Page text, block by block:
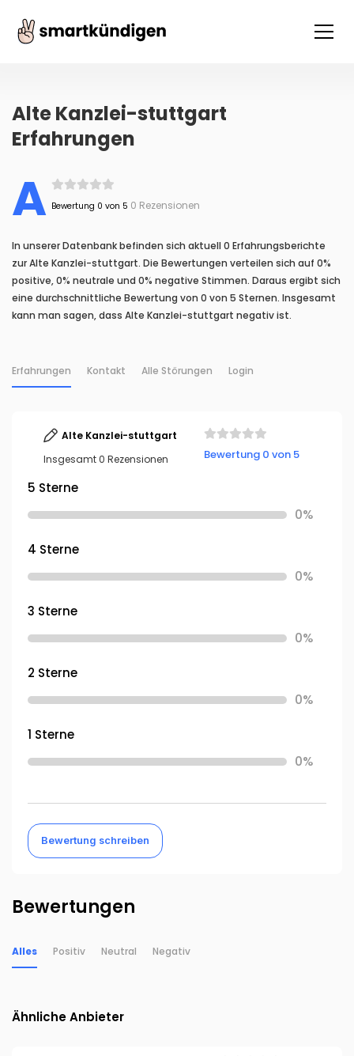
Alte Kanzlei-stuttgart
Erfahrungen
A Bewertung 0 von 5 0 Rezensionen
In unserer Datenbank befinden sich aktuell 0 Erfahrungsberichte
zur Alte Kanzlei-stuttgart. Die Bewertungen verteilen sich auf 0%
positive, 0% neutrale und 0% negative Stimmen. Daraus ergibt sich
eine durchschnittliche Bewertung von 0 von 5 Sternen. Insgesamt
kann man sagen, dass Alte Kanzlei-stuttgart negativ ist.
Erfahrungen Kontakt Alle Störungen Login
Alte Kanzlei-stuttgart
Insgesamt 0 Rezensionen
Bewertung 0 von 5
5 Sterne
0%
4 Sterne
0%
3 Sterne
0%
2 Sterne
0%
1 Sterne
0%
Bewertung schreiben
Bewertungen
Alles Positiv Neutral Negativ
Ähnliche Anbieter